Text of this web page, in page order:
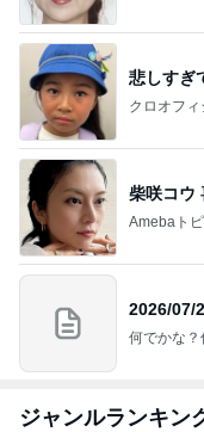
悲しすぎ
クロオフ
柴咲コウ
Amebaト
2026/07/
何でかな？
ジャンルランキン